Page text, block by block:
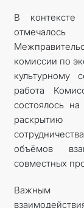
В контексте
комиссии по
культурному
работа
состоялось
объёмов
совместных
Важным